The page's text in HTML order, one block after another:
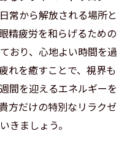
常から解放される場所と
精疲労を和らげるための
おり、心地よい時間を過
れを癒すことで、視界も
間を迎えるエネルギーを
方だけの特別なリラクゼ
きましょう。